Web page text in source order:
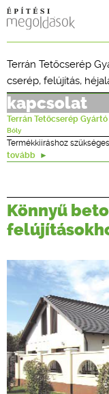
Terrán Tetőcserép
cserép, felújítás,
kapcsolat
Terrán Tetőcserép Gyártó
Bóly
Termékkiíráshoz
tovább
Könnyű